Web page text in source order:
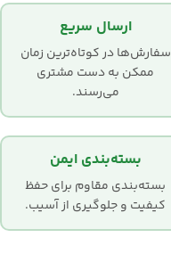
ارسال سریع
سفارش‌ها در کوتاه‌ترین زمان
ممکن به دست مشتری
می‌رسند.
بسته‌بندی ایمن
بسته‌بندی مقاوم برای حفظ
کیفیت و جلوگیری از آسیب.